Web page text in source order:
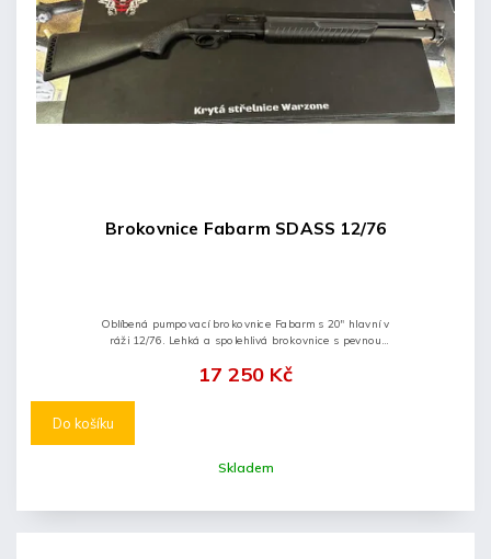
Brokovnice Fabarm SDASS 12/76
Skladem
17 250 Kč
Do košíku
Oblíbená pumpovací brokovnice Fabarm s 20" hlavní v
ráži 12/76. Lehká a spolehlivá brokovnice s pevnou
jeden do komory).